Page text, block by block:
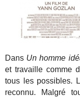
Dans Un homme
et travaille comme
tous les possibles.
reconnu. Malgré